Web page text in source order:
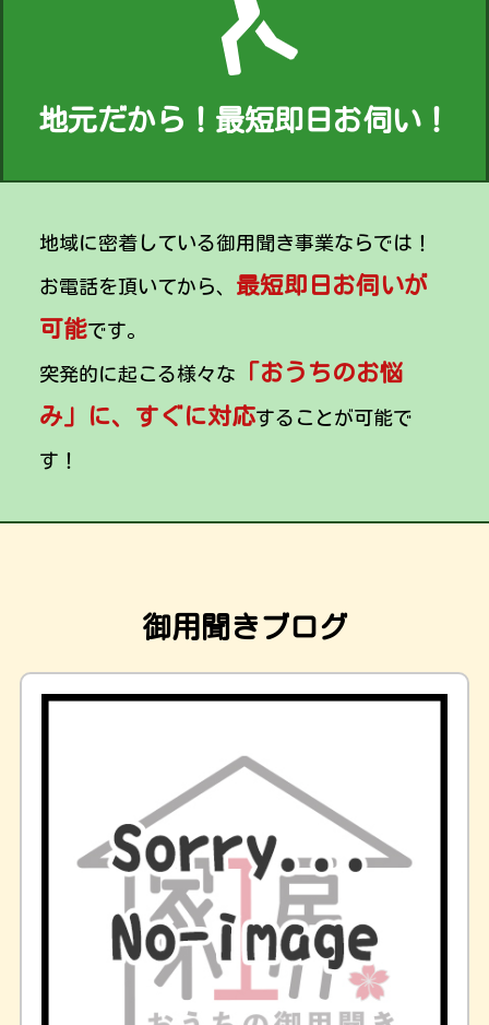
地元だから！最短即日お伺い！
地域に密着している御用聞き事業ならでは！
お電話を頂いてから、 最短即日お伺いが
可能です。
突発的に起こる様々な
「おうちのお悩
み」に、すぐに対応することが可能で
す！
御用聞きブログ